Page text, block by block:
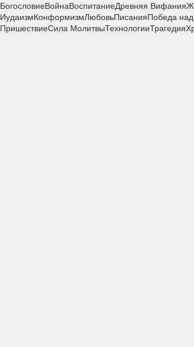
БогословиеВойнаВоспитаниеДревняя Вифания
ИудаизмКонформизмЛюбовьПисанияПобеда
ПришествиеСила МолитвыТехнологииТрагедия